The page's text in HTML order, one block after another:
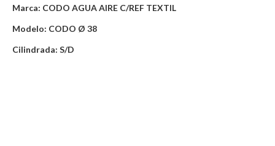
Marca: CODO AGUA AIRE C/REF TEXTIL
Modelo: CODO Ø 38
Cilindrada: S/D